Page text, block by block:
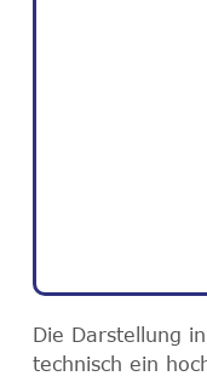
Die Darstellung
technisch ein